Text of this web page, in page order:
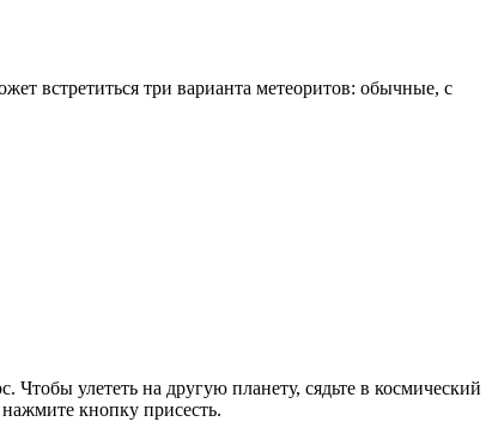
встретиться три варианта метеоритов: обычные, с
улететь на другую планету, сядьте в космический
кнопку присесть.